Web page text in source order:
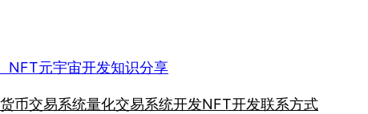
NFT元宇宙开发知识分享
币交易系统量化交易系统开发NFT开发联系方式